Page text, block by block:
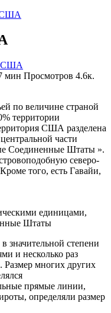
США
США
мин Просмотров 4.6к.
по величине страной
территории
США разделена
части
Соединенные Штаты ».
северо-
того, есть Гавайи,
единицами,
Штаты
значительной степени
и несколько раз
Размер многих других
прямые линии,
определяли размер